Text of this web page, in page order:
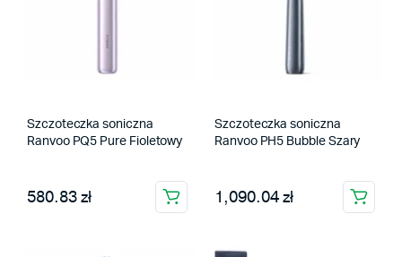
Szczoteczka soniczna
Ranvoo PQ5 Pure Fioletowy
580.83 zł
Szczoteczka soniczna
Ranvoo PH5 Bubble Szary
1,090.04 zł